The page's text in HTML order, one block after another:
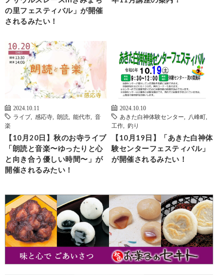
の里フェスティバル」が開催
されるみたい！
2024.10.11
ライブ
感応寺 朗読 能代市
音
楽
【10月20日】秋のお寺ライブ
「朗読と音楽〜ゆったりと心
と向き合う優しい時間〜」が
開催されるみたい！
2024.10.10
あきた白神体験センター
八峰町
工作
釣り
【10月19日】「あきた白神体
験センターフェスティバル」
が開催されるみたい！